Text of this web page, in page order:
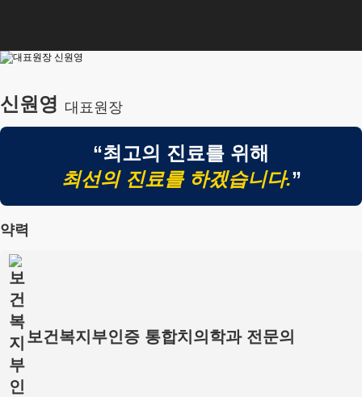
신원영 대표원장
“최고의 진료를 위해
최선의 진료를 하겠습니다.”
약력
보건복지부인증 통합치의학과 전문의